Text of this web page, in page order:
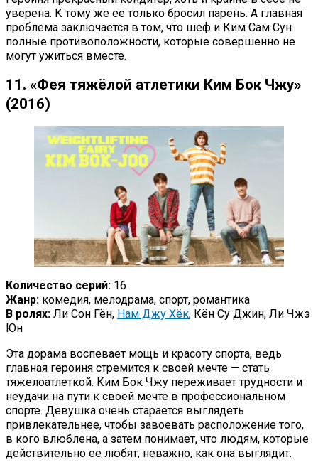
уверена. К тому же ее только бросил парень. А главная
проблема заключается в том, что шеф и Ким Сам Сун
полные противоположности, которые совершенно не
могут ужиться вместе.
11. «Фея тяжёлой атлетики Ким Бок Чжу»
(2016)
Количество серий: 16
Жанр: комедия, мелодрама, спорт, романтика
В ролях: Ли Сон Гён, Нам Джу Хёк, Кён Су Джин, Ли Чжэ
Юн
Эта дорама воспевает мощь и красоту спорта, ведь
главная героиня стремится к своей мечте — стать
тяжелоатлеткой. Ким Бок Чжу переживает трудности и
неудачи на пути к своей мечте в профессиональном
спорте. Девушка очень старается выглядеть
привлекательнее, чтобы завоевать расположение того,
в кого влюблена, а затем понимает, что людям, которые
действительно ее любят, неважно, как она выглядит.